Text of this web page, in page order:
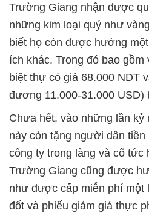
Trường Giang nhận được
những kim loại quý như
biết họ còn được hưởng
ích khác. Trong đó bao
biệt thự có giá 68.000 NDT
đương 11.000-31.000 USD)
Chưa hết, vào những lần kỷ
này còn tặng người dân
công ty trong làng và cổ tức
Trường Giang cũng được
như được cấp miễn phí
đốt và phiếu giảm giá thực